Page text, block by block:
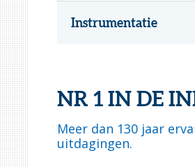
Instrumentatie
NR 1 IN DE
Meer dan 130 jaar
uitdagingen.